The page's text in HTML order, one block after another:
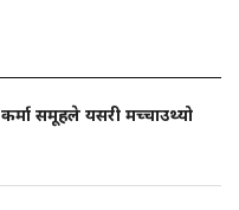
कर्मा समूहले यसरी मच्चाउथ्यो